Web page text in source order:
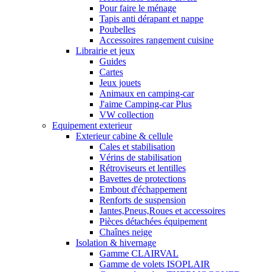
Pour faire le ménage
Tapis anti dérapant et nappe
Poubelles
Accessoires rangement cuisine
Librairie et jeux
Guides
Cartes
Jeux jouets
Animaux en camping-car
J'aime Camping-car Plus
VW collection
Equipement exterieur
Exterieur cabine & cellule
Cales et stabilisation
Vérins de stabilisation
Rétroviseurs et lentilles
Bavettes de protections
Embout d'échappement
Renforts de suspension
Jantes,Pneus,Roues et accessoires
Pièces détachées équipement
Chaînes neige
Isolation & hivernage
Gamme CLAIRVAL
Gamme de volets ISOPLAIR